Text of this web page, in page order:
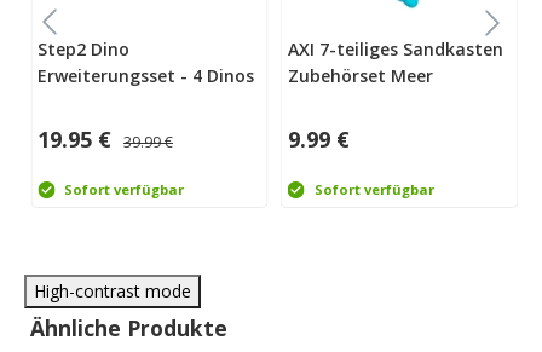
Step2 Dino
Erweiterungsset - 4 Dinos
19.95 € 39.99 €
Sofort verfügbar
AXI 7-teiliges Sandkasten
Zubehörset Meer
9.99 €
Sofort verfügbar
High-contrast mode
Ähnliche Produkte